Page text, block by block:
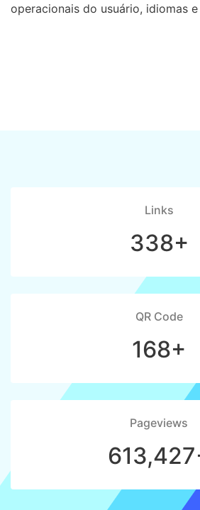
operacionais do usuário, idiomas
Links
338+
QR Code
168+
Pageviews